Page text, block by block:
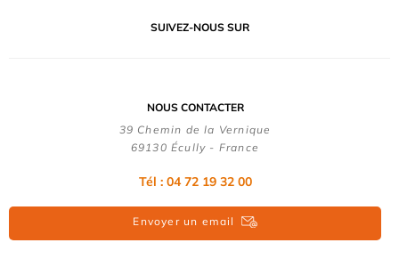
SUIVEZ-NOUS SUR
NOUS CONTACTER
39 Chemin de la Vernique
69130 Écully - France
Tél : 04 72 19 32 00
Envoyer un email